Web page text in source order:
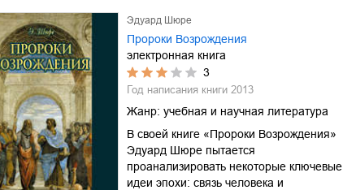
Эдуард Шюре
Пророки Возрождения
электронная книга
3
Год написания книги 2013
Жанр: учебная и научная литература
В своей книге «Пророки Возрождения»
Эдуард Шюре пытается
проанализировать некоторые ключевые
идеи эпохи: связь человека и